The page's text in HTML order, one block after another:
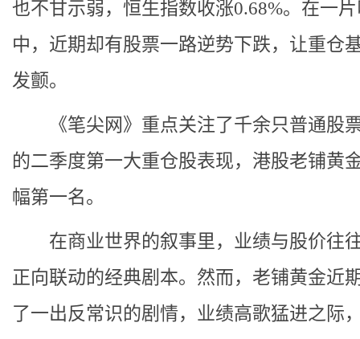
也不甘示弱，恒生指数收涨0.68%。在一
中，近期却有股票一路逆势下跌，让重仓
发颤。
《笔尖网》重点关注了千余只普通股
的二季度第一大重仓股表现，港股老铺黄
幅第一名。
在商业世界的叙事里，业绩与股价往
正向联动的经典剧本。然而，老铺黄金近
了一出反常识的剧情，业绩高歌猛进之际